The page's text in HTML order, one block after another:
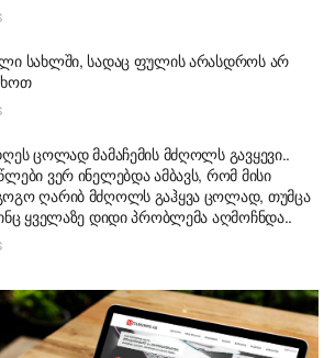
სახლში, სადაც ფულის არასდროს არ
ცოლად მამაჩემის მძღოლს გავყევი..
ვერ ინელებდა ამბავს, რომ მისი
ღარიბ მძღოლს გაჰყვა ცოლად, თუმცა
ყველაზე დიდი პრობლემა აღმოჩნდა..